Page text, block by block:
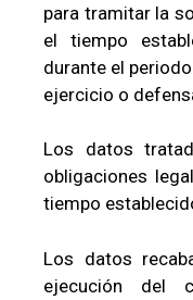
para tramitar la
el tiempo
durante el
ejercicio o
Los datos
obligaciones
tiempo
Los datos
ejecución del